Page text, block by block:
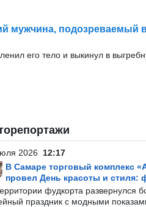
мужчина, подозреваемый
его тело и выкинул в
2026 12:17
В Самаре торговый комплекс
провел День красоты и стиля:
фудкорта развернулся
праздник с модными